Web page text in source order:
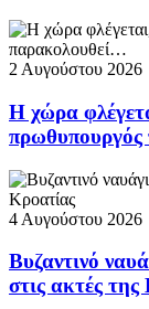
2 Αυγούστου 2026
Η χώρα
4 Αυγούστου 2026
Βυζαντινό
στις ακτές